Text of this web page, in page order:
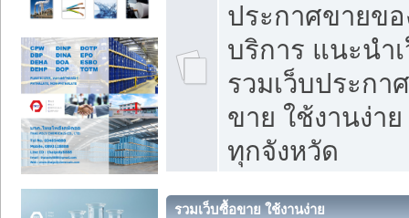
ประกาศขายข
บริการ แนะนำ
รวมเว็บประกา
ขาย ใช้งานง่า
ทุกจังหวัด
รวมเว็บซื้อขาย ใช้งานง่าย